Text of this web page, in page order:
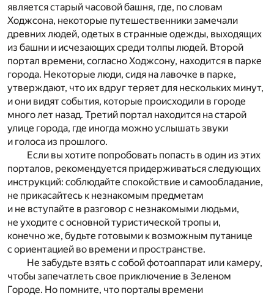
является старый часовой башня, где, по словам
Ходжсона, некоторые путешественники замечали
древних людей, одетых в странные одежды, выходящих
из башни и исчезающих среди толпы людей. Второй
портал времени, согласно Ходжсону, находится в парке
города. Некоторые люди, сидя на лавочке в парке,
утверждают, что их вдруг теряет для нескольких минут,
и они видят события, которые происходили в городе
много лет назад. Третий портал находится на старой
улице города, где иногда можно услышать звуки
и голоса из прошлого.
Если вы хотите попробовать попасть в один из этих
порталов, рекомендуется придерживаться следующих
инструкций: соблюдайте спокойствие и самообладание,
не прикасайтесь к незнакомым предметам
и не вступайте в разговор с незнакомыми людьми,
не уходите с основной туристической тропы и,
конечно же, будьте готовыми к возможным путанице
с ориентацией во времени и пространстве.
Не забудьте взять с собой фотоаппарат или камеру,
чтобы запечатлеть свое приключение в Зеленом
Городе. Но помните, что порталы времени